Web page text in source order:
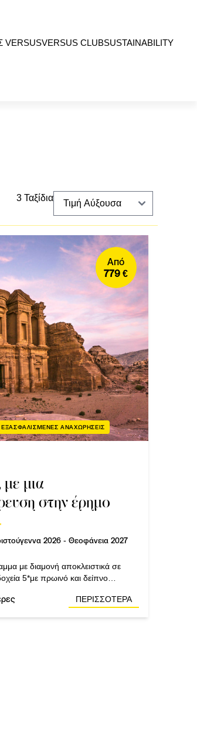
VERSUSVERSUS CLUBSUSTAINABILITY
3 Ταξίδια
Από
779 €
ΕΞΑΣΦΑΛΙΣΜΕΝΕΣ ΑΝΑΧΩΡΗΣΕΙΣ
με μια
στην έρημο
2026 - Θεοφάνεια 2027
με διαμονή αποκλειστικά σε
5*με πρωινό και δείπνο
ΠΕΡΙΣΣΟΤΕΡΑ